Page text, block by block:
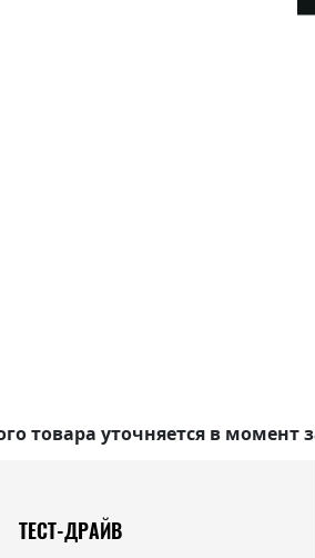
товара уточняется в момент
ТЕСТ-ДРАЙВ